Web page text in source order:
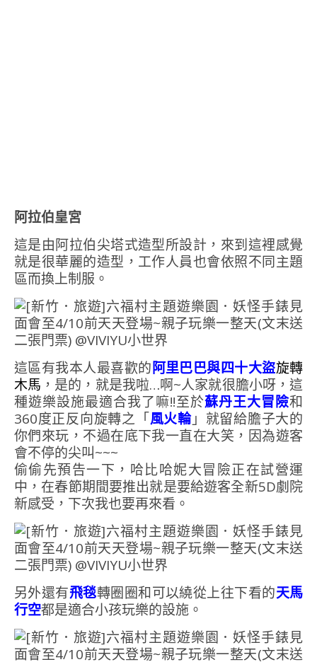
阿拉伯皇宮
這是由阿拉伯尖塔式造型所設計，來到這裡感覺
就是很華麗的造型，工作人員也會依照不同主題
區而換上制服。
這區有我本人最喜歡的阿里巴巴與四十大盜旋轉
木馬 ，是的，就是我啦…啊~人家就很膽小呀，這
種遊樂設施最適合我了嘛!!至於蘇丹王大冒險和
360度正反向旋轉之「風火輪」就留給膽子大的
你們來玩，不過在底下我一直在大笑，因為遊客
會不停的尖叫~~~
偷偷先預告一下，哈比哈妮大冒險正在試營運
中，在春節期間要推出就是要給遊客全新5D劇院
新感受，下次我也要再來看。
另外還有飛毯轉圈圈和可以繞從上往下看的天馬
行空都是適合小孩玩樂的設施。